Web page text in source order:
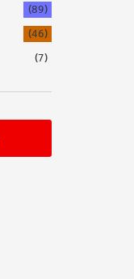
(89)
(46)
(7)